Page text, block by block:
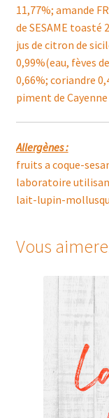
11,77%; amande
de SESAME toasté
jus de citron de
0,99%(eau, fèves
0,66%; coriandre
piment de
Allergènes :
fruits a coque-
laboratoire
lait-lupin-
Vous